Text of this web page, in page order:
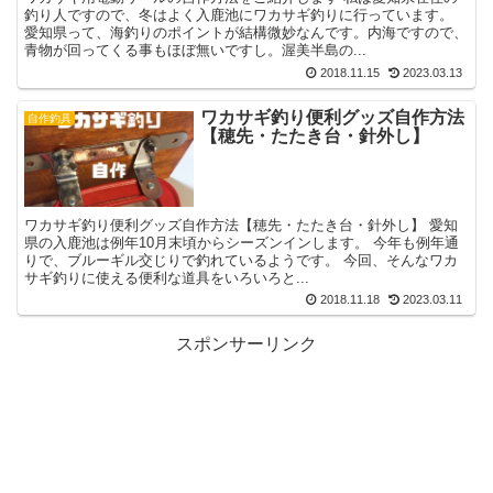
釣り人ですので、冬はよく入鹿池にワカサギ釣りに行っています。
愛知県って、海釣りのポイントが結構微妙なんです。内海ですので、
青物が回ってくる事もほぼ無いですし。渥美半島の...
2018.11.15 2023.03.13
自作釣具
ワカサギ釣り便利グッズ自作方法
【穂先・たたき台・針外し】
ワカサギ釣り便利グッズ自作方法【穂先・たたき台・針外し】 愛知
県の入鹿池は例年10月末頃からシーズンインします。 今年も例年通
りで、ブルーギル交じりで釣れているようです。 今回、そんなワカ
サギ釣りに使える便利な道具をいろいろと...
2018.11.18 2023.03.11
スポンサーリンク